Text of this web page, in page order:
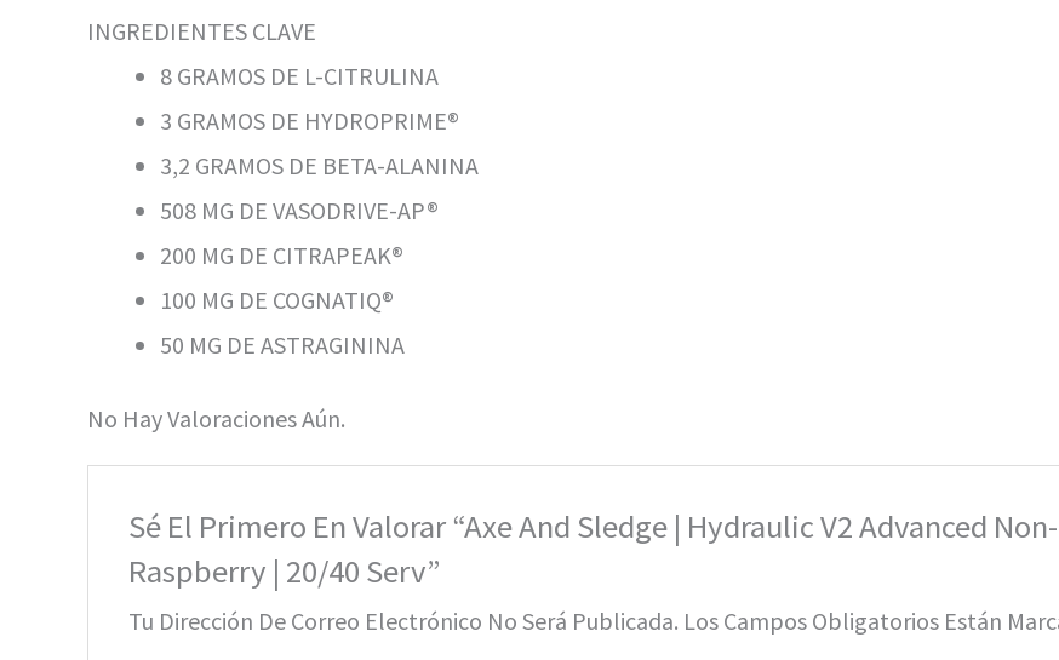
INGREDIENTES CLAVE
8 GRAMOS DE L-CITRULINA
3 GRAMOS DE HYDROPRIME®
3,2 GRAMOS DE BETA-ALANINA
508 MG DE VASODRIVE-AP®
200 MG DE CITRAPEAK®
100 MG DE COGNATIQ®
50 MG DE ASTRAGININA
No Hay Valoraciones Aún.
Sé El Primero En Valorar “Axe And Sledge | Hydraulic V2 Advanced
Raspberry | 20/40 Serv”
Tu Dirección De Correo Electrónico No Será Publicada. Los Campos Obligatorios Están